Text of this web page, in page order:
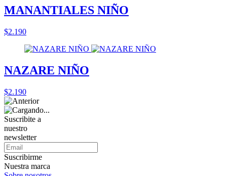
MANANTIALES NIÑO
$2.190
NAZARE NIÑO
$2.190
Suscribite a
nuestro
newsletter
Suscribirme
Nuestra marca